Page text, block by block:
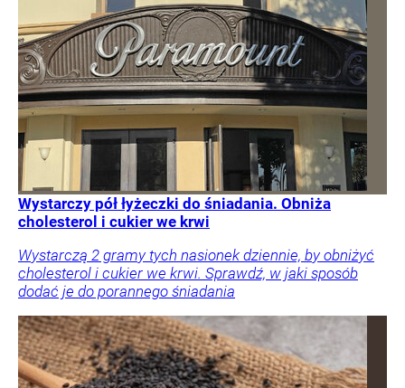
Wystarczy pół łyżeczki do śniadania. Obniża
cholesterol i cukier we krwi
Wystarczą 2 gramy tych nasionek dziennie, by obniżyć
cholesterol i cukier we krwi. Sprawdź, w jaki sposób
dodać je do porannego śniadania